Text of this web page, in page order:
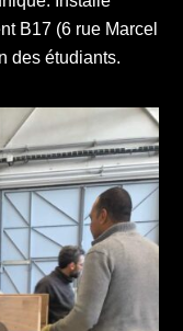
B17 (6 rue Marcel
des étudiants.